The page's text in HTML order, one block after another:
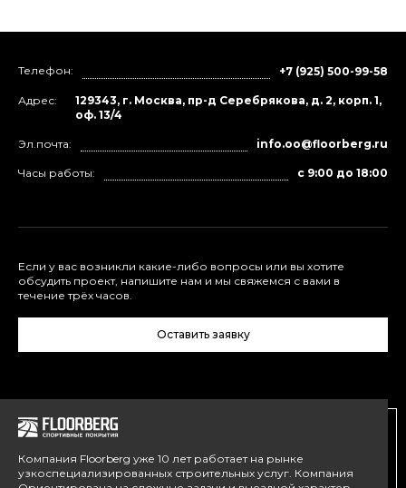
Компания Floorberg уже 10 лет работает на рынке
узкоспециализированных строительных услуг. Компания
Телефон: +7 (925) 500-99-58
Адрес:
129343, г. Москва, пр-д Серебрякова, д. 2, корп. 1,
оф. 13/4
Эл.почта: info.oo@floorberg.ru
Часы работы: с 9:00 до 18:00
Если у вас возникли какие-либо вопросы или вы хотите
обсудить проект, напишите нам и мы свяжемся с вами в
течение трёх часов.
Оставить заявку